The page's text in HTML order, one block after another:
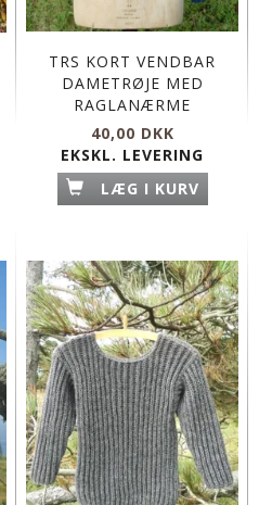
TRS KORT VENDBAR
DAMETRØJE MED
RAGLANÆRME
40,00 DKK
EKSKL. LEVERING
LÆG I KURV